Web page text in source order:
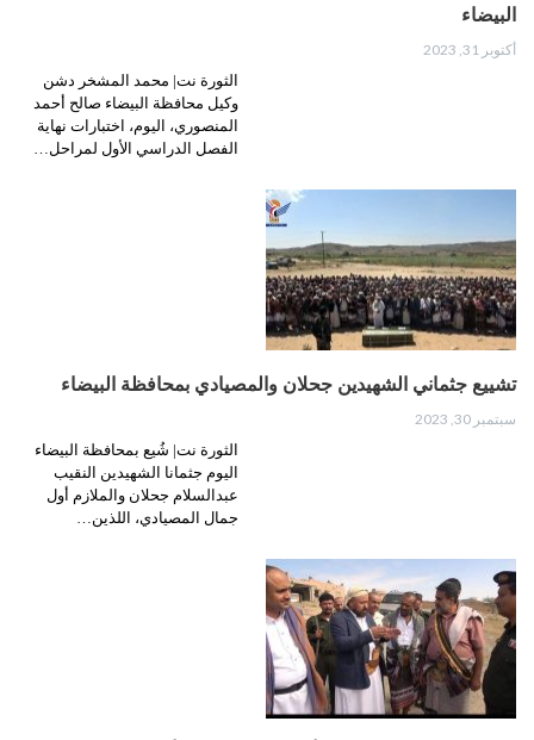
البيضاء
أكتوبر 31, 2023
الثورة نت| محمد المشخر دشن
وكيل محافظة البيضاء صالح أحمد
المنصوري، اليوم، اختبارات نهاية
الفصل الدراسي الأول لمراحل…
تشييع جثماني الشهيدين جحلان والمصيادي بمحافظة البيضاء
سبتمبر 30, 2023
الثورة نت| شُيع بمحافظة البيضاء
اليوم جثمانا الشهيدين النقيب
عبدالسلام جحلان والملازم أول
جمال المصيادي، اللذين…